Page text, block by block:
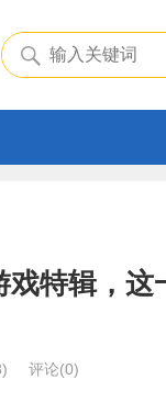
戏特辑，
评论(0)